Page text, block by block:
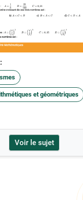
et géométriques
Voir le sujet